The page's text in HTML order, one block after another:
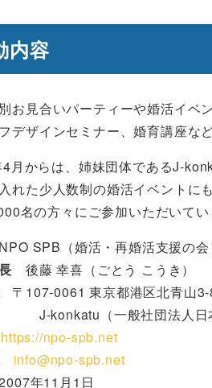
内容
お見合いパーティーや婚活イベ
デザインセミナー、婚育講座な
月からは、姉妹団体であるJ-
れた少人数制の婚活イベントに
名の方々にご参加いただいてい
SPB（婚活・再婚活支援の会
後藤 幸喜（ごとう こうき）
107-0061 東京都港区北青山3-
（一般社団法人日本
https://npo-spb.net
info@npo-spb.net
年11月1日